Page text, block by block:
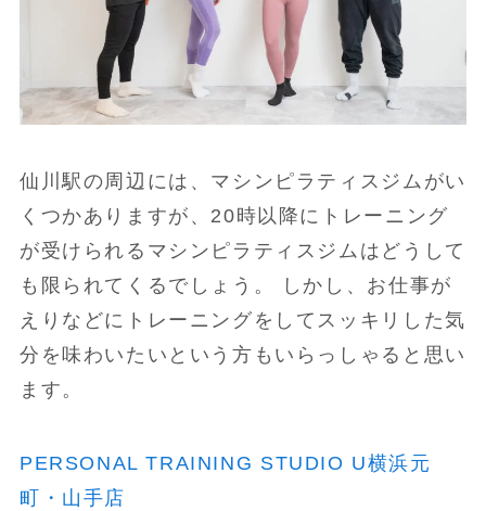
仙川駅の周辺には、マシンピラティスジムがい
くつかありますが、20時以降にトレーニング
が受けられるマシンピラティスジムはどうして
も限られてくるでしょう。 しかし、お仕事が
えりなどにトレーニングをしてスッキリした気
分を味わいたいという方もいらっしゃると思い
ます。
PERSONAL TRAINING STUDIO U横浜元
町・山手店